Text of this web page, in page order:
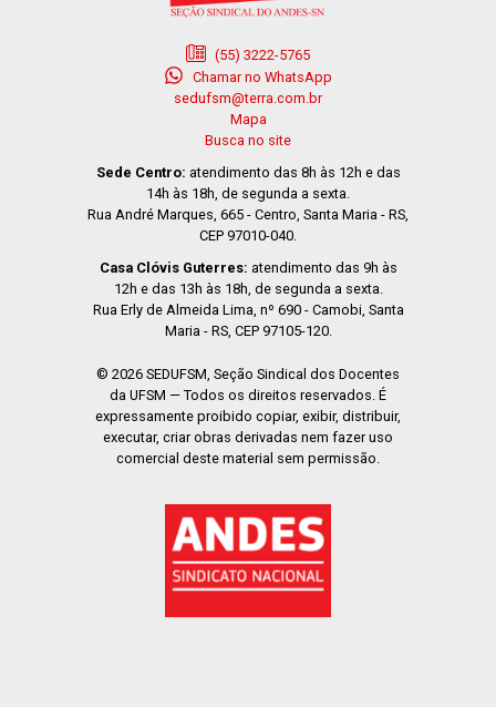
(55) 3222-5765
Chamar no WhatsApp
sedufsm@terra.com.br
Mapa
Busca no site
Sede Centro: atendimento das 8h às 12h e das
14h às 18h, de segunda a sexta.
Rua André Marques, 665 - Centro, Santa Maria - RS,
CEP 97010-040.
Casa Clóvis Guterres: atendimento das 9h às
12h e das 13h às 18h, de segunda a sexta.
Rua Erly de Almeida Lima, nº 690 - Camobi, Santa
Maria - RS, CEP 97105-120.
© 2026 SEDUFSM, Seção Sindical dos Docentes
da UFSM — Todos os direitos reservados. É
expressamente proibido copiar, exibir, distribuir,
executar, criar obras derivadas nem fazer uso
comercial deste material sem permissão.